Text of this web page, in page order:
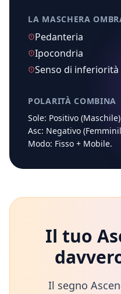
LA MASCHERA
Pedanteria
Ipocondria
Senso di inferiorità
POLARITÀ COMBINA
Sole: Positivo (Maschile)
Asc: Negativo
Modo: Fisso + Mobile.
Il tuo
Il segno